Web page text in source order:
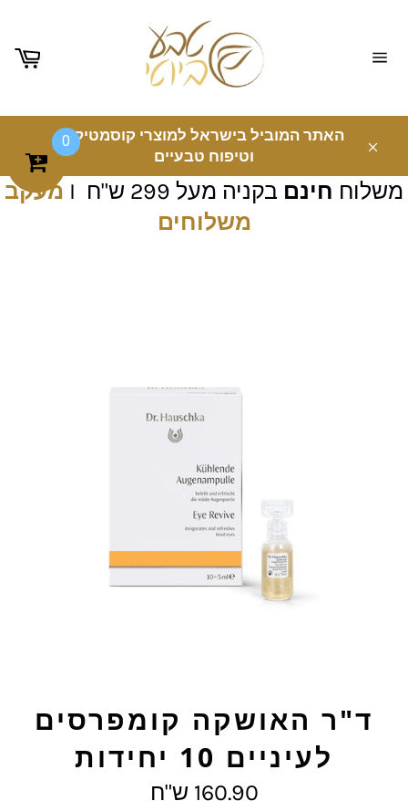
האתר המוביל בישראל למוצרי קוסמטיקה
וטיפוח טבעיים
משלוח חינם בקניה מעל 299 ש"ח I
מעקב
משלוחים
ד"ר האושקה קומפרסים
לעיניים 10 יחידות
מחיר
160.90 ש"ח
0